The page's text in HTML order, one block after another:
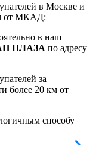
в Москве и
от МКАД:
в наш
ПЛАЗА по адресу
за
более 20 км от
способу